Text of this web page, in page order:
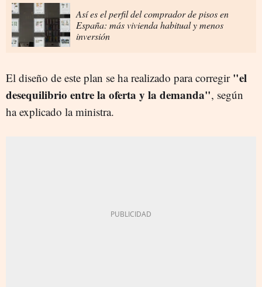
Así es el perfil del comprador de pisos en
España: más vivienda habitual y menos
inversión
El diseño de este plan se ha realizado para corregir "el
desequilibrio entre la oferta y la demanda", según
ha explicado la ministra.